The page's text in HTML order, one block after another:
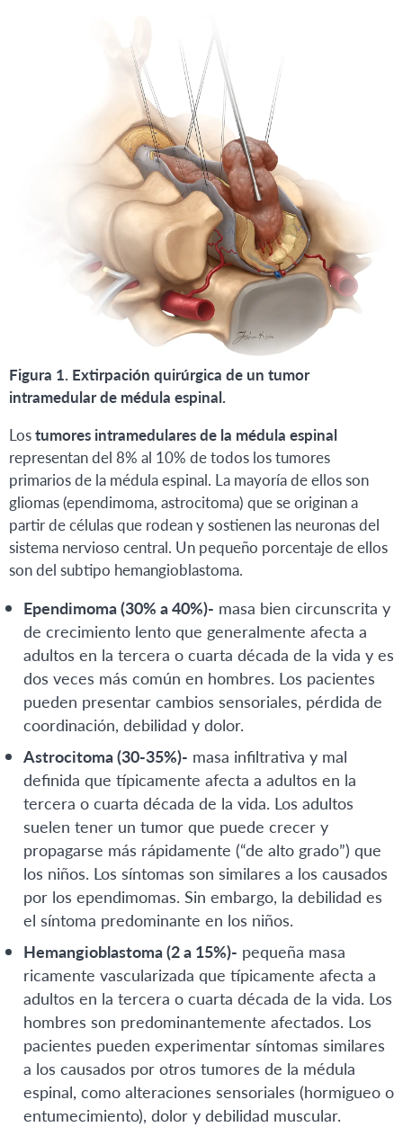
Figura 1. Extirpación quirúrgica de un tumor
intramedular de médula espinal.
Lostumores intramedulares de la médula espinal
representan del 8% al 10% de todos los tumores
primarios de la médula espinal. La mayoría de ellos son
gliomas (ependimoma, astrocitoma) que se originan a
partir de células que rodean y sostienen las neuronas del
sistema nervioso central. Un pequeño porcentaje de ellos
son del subtipo hemangioblastoma.
Ependimoma (30% a 40%)- masa bien circunscrita y
de crecimiento lento que generalmente afecta a
adultos en la tercera o cuarta década de la vida y es
dos veces más común en hombres. Los pacientes
pueden presentar cambios sensoriales, pérdida de
coordinación, debilidad y dolor.
Astrocitoma (30-35%)- masa infiltrativa y mal
definida que típicamente afecta a adultos en la
tercera o cuarta década de la vida. Los adultos
suelen tener un tumor que puede crecer y
propagarse más rápidamente (“de alto grado”) que
los niños. Los síntomas son similares a los causados
por los ependimomas. Sin embargo, la debilidad es
el síntoma predominante en los niños.
Hemangioblastoma (2 a 15%)- pequeña masa
ricamente vascularizada que típicamente afecta a
adultos en la tercera o cuarta década de la vida. Los
hombres son predominantemente afectados. Los
pacientes pueden experimentar síntomas similares
a los causados por otros tumores de la médula
espinal, como alteraciones sensoriales (hormigueo o
entumecimiento), dolor y debilidad muscular.